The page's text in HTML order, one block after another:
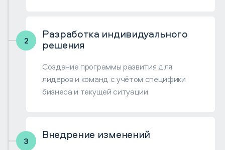
Разработка индивидуального
решения
Создание программы развития для
лидеров и команд с учётом специфики
бизнеса и текущей ситуации
Внедрение изменений